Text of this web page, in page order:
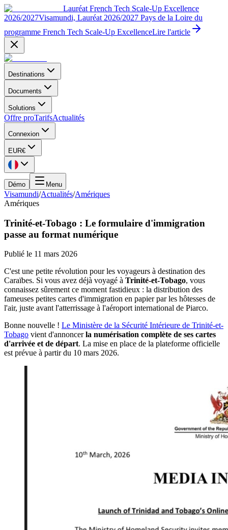
Lauréat French Tech Scale-Up Excellence
2026/2027Visamundi, Lauréat 2026/2027 Pays de la Loire du
programme French Tech Scale-Up ExcellenceLire l'article
Destinations
Documents
Solutions
Offre proTarifsActualités
Connexion
EUR€
Démo Menu
Visamundi/Actualités/Amériques
Amériques
Trinité-et-Tobago : Le formulaire d'immigration
passe au format numérique
Publié le 11 mars 2026
C'est une petite révolution pour les voyageurs à destination des
Caraïbes. Si vous avez déjà voyagé à Trinité-et-Tobago, vous
connaissez sûrement ce moment fastidieux : la distribution des
fameuses petites cartes d'immigration en papier par les hôtesses de
l'air, juste avant l'atterrissage à l'aéroport international de Piarco.
Bonne nouvelle ! Le Ministère de la Sécurité Intérieure de Trinité-et-
Tobago vient d'annoncerla numérisation complète de ses cartes
d'arrivée et de départ. La mise en place de la plateforme officielle
est prévue à partir du 10 mars 2026.